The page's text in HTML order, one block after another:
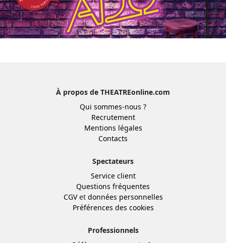
À propos de THEATREonline.com
Qui sommes-nous ?
Recrutement
Mentions légales
Contacts
Spectateurs
Service client
Questions fréquentes
CGVet données personnelles
Préférences des cookies
Professionnels